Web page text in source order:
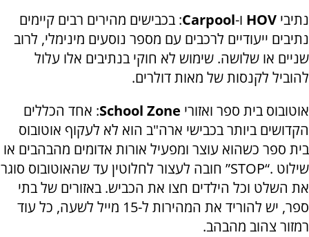
נתיבי HOV ו-Carpool: בכבישים מהירים רבים קיימים
נתיבים ייעודיים לרכבים עם מספר נוסעים מינימלי, לרוב
שניים או שלושה. שימוש לא חוקי בנתיבים אלו עלול
להוביל לקנסות של מאות דולרים.
אוטובוס בית ספר ואזורי School Zone: אחד הכללים
הקדושים ביותר בכבישי ארה"ב הוא לא לעקוף אוטובוס
בית ספר כשהוא עוצר ומפעיל אורות אדומים מהבהבים או
שילוט .“STOP” חובה לעצור לחלוטין עד שהאוטובוס סוגר
את השלט וכל הילדים חצו את הכביש. באזורים של בתי
ספר, יש להוריד את המהירות ל-15 מייל לשעה, כל עוד
רמזור צהוב מהבהב.